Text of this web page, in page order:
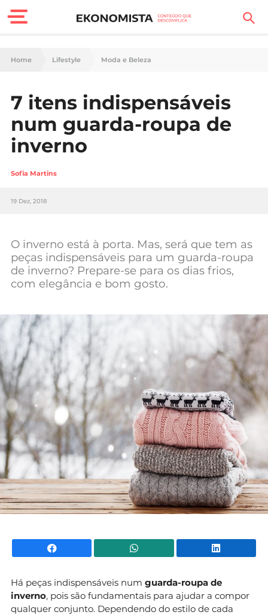
Finanças Pessoais
Carreira
Casa
Lifestyle
Sociedade
Negócios
Mundial 2026
Home Lifestyle Moda e Beleza
7 itens indispensáveis
num guarda-roupa de
inverno
Sofia Martins
19 Dez, 2018
O inverno está à porta. Mas, será que tem as
peças indispensáveis para um guarda-roupa
de inverno? Prepare-se para os dias frios,
com elegância e bom gosto.
Facebook WhatsApp
Há peças indispensáveis num guarda-roupa de
inverno, pois são fundamentais para ajudar a compor
qualquer conjunto. Dependendo do estilo de cada